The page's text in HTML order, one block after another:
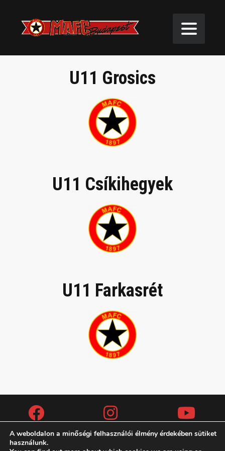
U11
U11 Grosics
U11 Csíkihegyek
U11 Farkasrét
A weboldalon a minőségi felhasználói élmény érdekében sütiket
használunk.